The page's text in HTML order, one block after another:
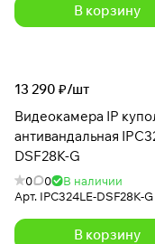
В корзину
13 290 ₽/шт
Видеокамера IP
антивандальная
DSF28K-G
0 0
В наличии
Арт. IPC324LE-DSF28K-G
В корзину